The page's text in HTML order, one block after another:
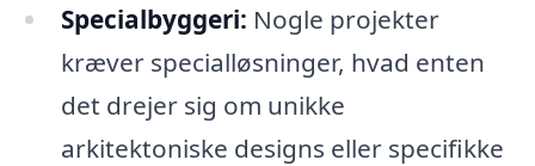
Specialbyggeri: Nogle projekter
kræver specialløsninger, hvad enten
det drejer sig om unikke
arkitektoniske designs eller specifikke